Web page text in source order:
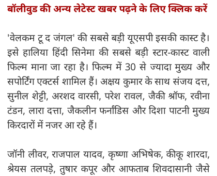
बॉलीवुड की अन्य लेटेस्ट खबर पढ़ने के लिए क्लिक करें
'वेलकम टू द जंगल' की सबसे बड़ी यूएसपी इसकी कास्ट है।
इसे हालिया हिंदी सिनेमा की सबसे बड़ी स्टार-कास्ट वाली
फिल्म माना जा रहा है। फिल्म में 30 से ज्यादा मुख्य और
सपोर्टिंग एक्टर्स शामिल हैं। अक्षय कुमार के साथ संजय दत्त,
सुनील शेट्टी, अरशद वारसी, परेश रावल, जैकी श्रॉफ, रवीना
टंडन, लारा दत्ता, जैकलीन फर्नांडिस और दिशा पाटनी मुख्य
किरदारों में नजर आ रहे हैं।
जॉनी लीवर, राजपाल यादव, कृष्णा अभिषेक, कीकू शारदा,
श्रेयस तलपड़े, तुषार कपूर और आफताब शिवदासानी जैसे